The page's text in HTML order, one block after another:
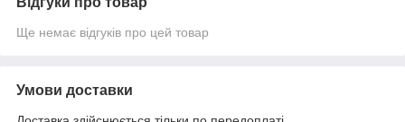
Ще немає відгуків про цей товар
Умови доставки